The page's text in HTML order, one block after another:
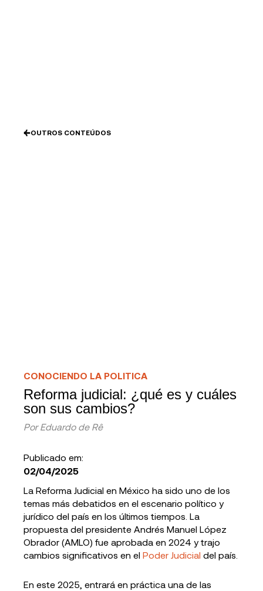
OUTROS CONTEÚDOS
CONOCIENDO LA POLITICA
Reforma judicial: ¿qué es y cuáles
son sus cambios?
Por Eduardo de Rê
Publicado em:
02/04/2025
La Reforma Judicial en México ha sido uno de los
temas más debatidos en el escenario político y
jurídico del país en los últimos tiempos. La
propuesta del presidente Andrés Manuel López
Obrador (AMLO) fue aprobada en 2024 y trajo
cambios significativos en el Poder Judicial del país.
En este 2025, entrará en práctica una de las